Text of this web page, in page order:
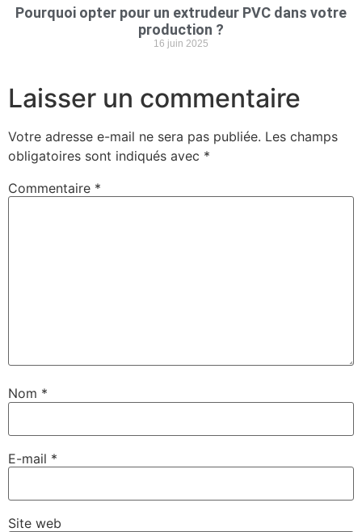
Pourquoi opter pour un extrudeur PVC dans votre
production ?
16 juin 2025
Laisser un commentaire
Votre adresse e-mail ne sera pas publiée. Les champs
obligatoires sont indiqués avec *
Commentaire *
Nom *
E-mail *
Site web